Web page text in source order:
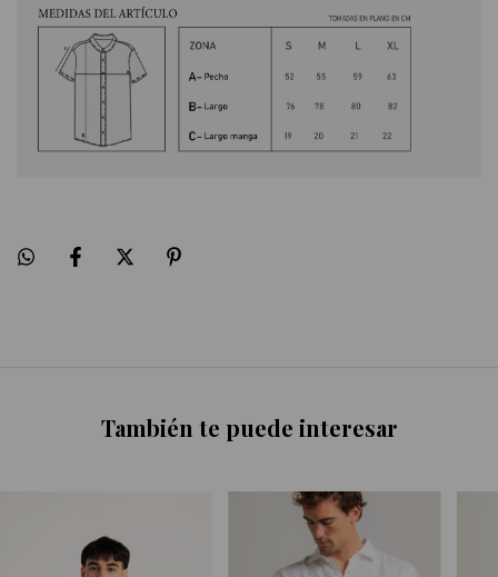
También te puede interesar